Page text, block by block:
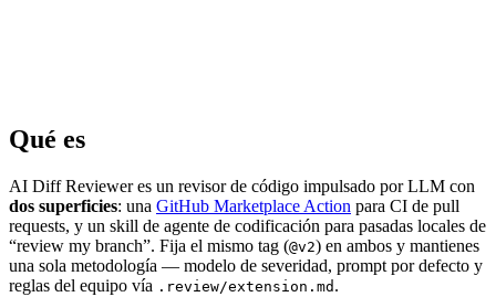
Qué es
AI Diff Reviewer es un revisor de código impulsado por LLM con
dos superficies: una GitHub Marketplace Action para CI de pull
requests, y un skill de agente de codificación para pasadas locales de
“review my branch”. Fija el mismo tag (@v2) en ambos y mantienes
una sola metodología — modelo de severidad, prompt por defecto y
reglas del equipo vía .review/extension.md .